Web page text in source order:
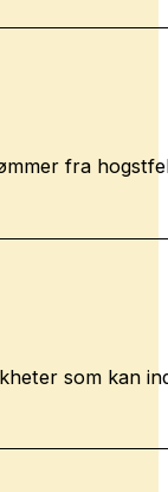
fra
som kan